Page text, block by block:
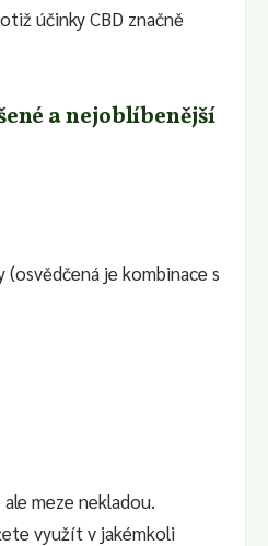
účinky CBD značně
a nejoblíbenější
je kombinace s
meze nekladou.
využít v jakémkoli